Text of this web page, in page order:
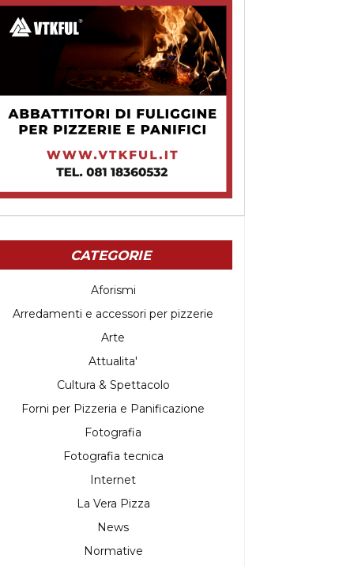
CATEGORIE
Aforismi
Arredamenti e accessori per pizzerie
Arte
Attualita'
Cultura & Spettacolo
Forni per Pizzeria e Panificazione
Fotografia
Fotografia tecnica
Internet
La Vera Pizza
News
Normative